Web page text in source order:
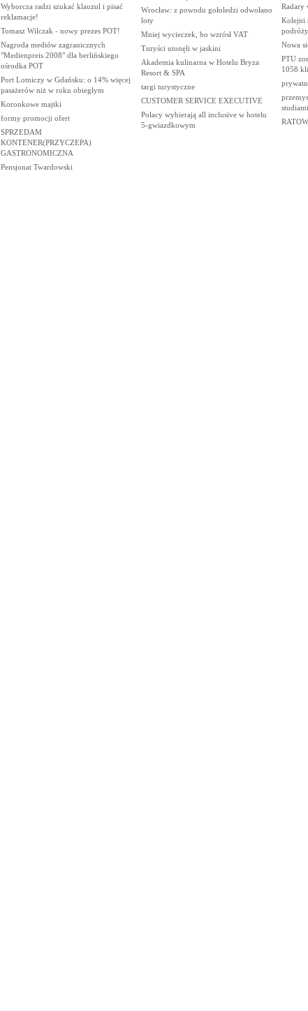
Wyborcza radzi szukać klauzul i pisać
reklamacje!
Tomasz Wilczak - nowy prezes POT!
Nagroda mediów zagranicznych
"Medienpreis 2008" dla berlińskiego
ośrodka POT
Port Lotniczy w Gdańsku: o 14% więcej
pasażerów niż w roku obiegłym
Koronkowe majtki
formy promocji ofert
SPRZEDAM
KONTENER(PRZYCZEPA)
GASTRONOMICZNA
Pensjonat Twardowski
Wrocław: z powodu gołoledzi odwołano
loty
Mniej wycieczek, bo wzrósł VAT
Turyści utonęli w jaskini
Akademia kulinarna w Hotelu Bryza
Resort & SPA
targi turystyczne
CUSTOMER SERVICE EXECUTIVE
Polacy wybierają all inclusive w hotelu
5-gwiazdkowym
Radary
Kolejni
podróży
Nowa
PTU
1058